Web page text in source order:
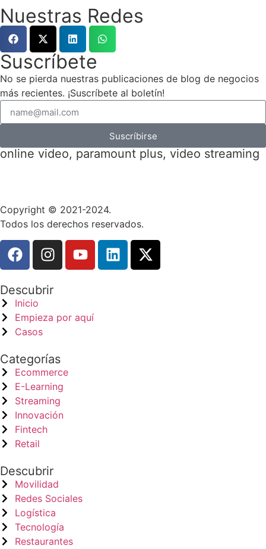
Nuestras Redes
Suscríbete
No se pierda nuestras publicaciones de blog de negocios
más recientes. ¡Suscríbete al boletín!
Suscríbirse
online video, paramount plus, video streaming
Copyright © 2021-2024.
Todos los derechos reservados.
Descubrir
Inicio
Empieza por aquí
Casos
Categorías
Ecommerce
E-Learning
Streaming
Innovación
Fintech
Retail
Descubrir
Movilidad
Redes Sociales
Logística
Tecnología
Restaurantes